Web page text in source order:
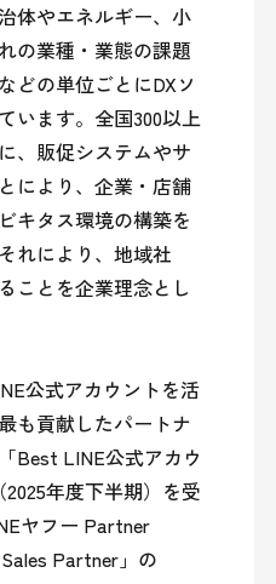
体やエネルギー、小
の業種・業態の課題
どの単位ごとにDXソ
います。全国300以上
、販促システムやサ
により、企業・店舗
キタス環境の構築を
れにより、地域社
ことを企業理念とし
公式アカウントを活
も貢献したパートナ
Best LINE公式アカウ
年度下半期）を受
ヤフー Partner
Partner」の